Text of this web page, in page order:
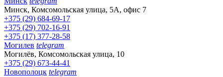
Минск, Комсомольская улица, 5А, офис 7
+375 (29) 684-69-17
+375 (29) 702-16-91
+375 (17) 377-28-58
Могилев telegram
Могилёв, Комсомольская улица, 10
+375 (29) 673-44-41
Новополоцк telegram